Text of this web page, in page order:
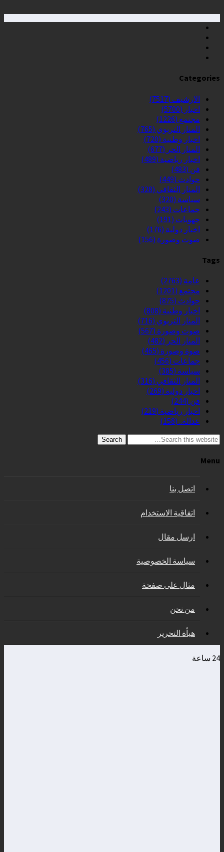
Categories
الارشيف (7517)
اخبار (5700)
مجتمع (1226)
المنار التربوي (765)
اخبار وطنية (720)
المنار الحر (677)
اخبار رياضية (489)
فن (483)
حوادث (449)
المنار الثقافي (328)
سياسة (320)
جماعات (243)
جهويات (191)
اخبار دولية (176)
صوت وصورة (156)
Tags
عامة (2763)
مجتمع (1201)
حوادث (875)
اخبار وطنية (808)
المنار التربوي (716)
صوت وصورة (567)
المنار الحر (482)
صوة وصورة (465)
جماعات (456)
سياسة (385)
المنار الثقافي (316)
اخبار دولية (269)
فن (244)
اخبار رياضية (219)
عدالة.. (158)
Search
Menu
اتصل بنا
اتفاقية الاستخدام
ارسل مقال
سياسة الخصوصية
مثال على صفحة
من نحن
هيأة التحرير
24 ساعة